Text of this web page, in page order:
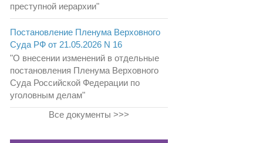
преступной иерархии"
Постановление Пленума Верховного
Суда РФ от 21.05.2026 N 16
"О внесении изменений в отдельные
постановления Пленума Верховного
Суда Российской Федерации по
уголовным делам"
Все документы >>>